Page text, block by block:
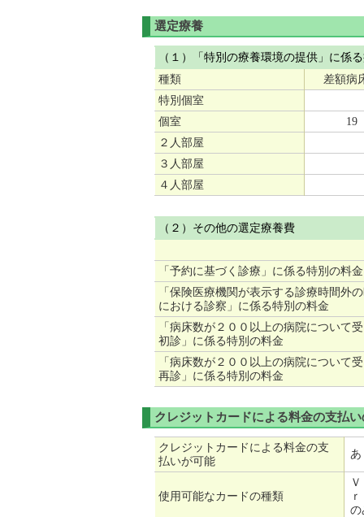
選定療養
（１）「特別の療養環境の提供」に係
種類
差額病
特別個室
個室
19
２人部屋
３人部屋
４人部屋
（２）その他の選定療養費
「予約に基づく診療」に係る特別の料金
「保険医療機関が表示する診療時間外
における診察」に係る特別の料金
「病床数が２００以上の病院について
初診」に係る特別の料金
「病床数が２００以上の病院について
再診」に係る特別の料金
クレジットカードによる料金の支払
クレジットカードによる料金の支
払いが可能
使用可能なカードの種類
の